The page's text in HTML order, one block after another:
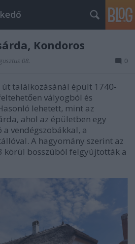
Kondoros
08. 0
út találkozásánál épült 1740-
vályogból és
lehetett, mint az
ahol az épületben egy
vendégszobákkal, a
A hagyomány szerint az
körül bosszúból felgyújtották a